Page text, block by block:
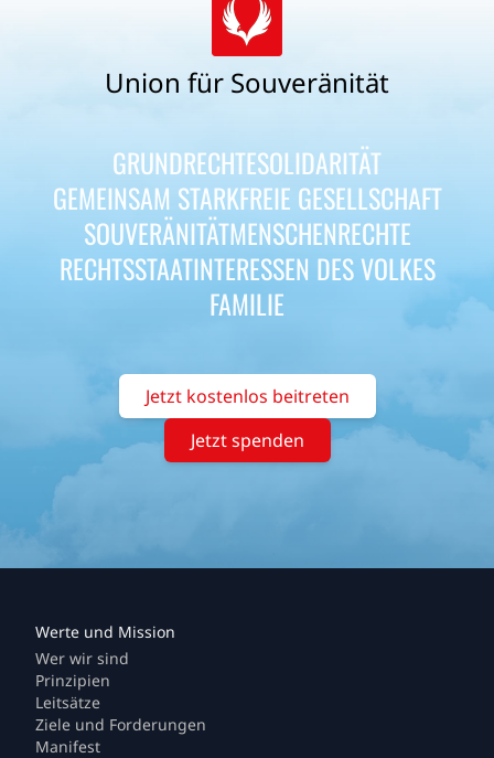
Union für Souveränität
GRUNDRECHTESOLIDARITÄT
GEMEINSAM STARKFREIE GESELLSCHAFT
SOUVERÄNITÄTMENSCHENRECHTE
RECHTSSTAATINTERESSEN DES VOLKES
FAMILIE
Jetzt kostenlos beitreten
Jetzt spenden
Wer wir sind
Prinzipien
Leitsätze
Ziele und Forderungen
Manifest